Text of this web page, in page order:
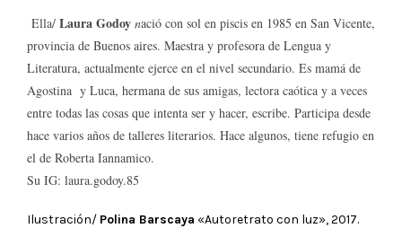
Ella/ Laura Godoy nació con sol en piscis en 1985 en San Vicente,
provincia de Buenos aires. Maestra y profesora de Lengua y
Literatura, actualmente ejerce en el nivel secundario. Es mamá de
Agostina y Luca, hermana de sus amigas, lectora caótica y a veces
entre todas las cosas que intenta ser y hacer, escribe. Participa desde
hace varios años de talleres literarios. Hace algunos, tiene refugio en
el de Roberta Iannamico.
Su IG: laura.godoy.85
Ilustración/ Polina Barscaya «Autoretrato con luz», 2017.